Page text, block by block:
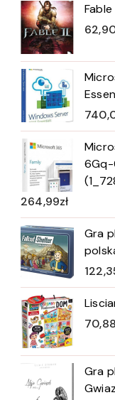
6Gq-
264,99zł
Gra
70,88
Gra